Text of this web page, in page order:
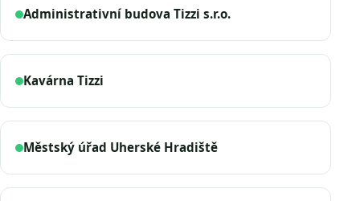
Administrativní budova Tizzi s.r.o.
Kavárna Tizzi
Městský úřad Uherské Hradiště